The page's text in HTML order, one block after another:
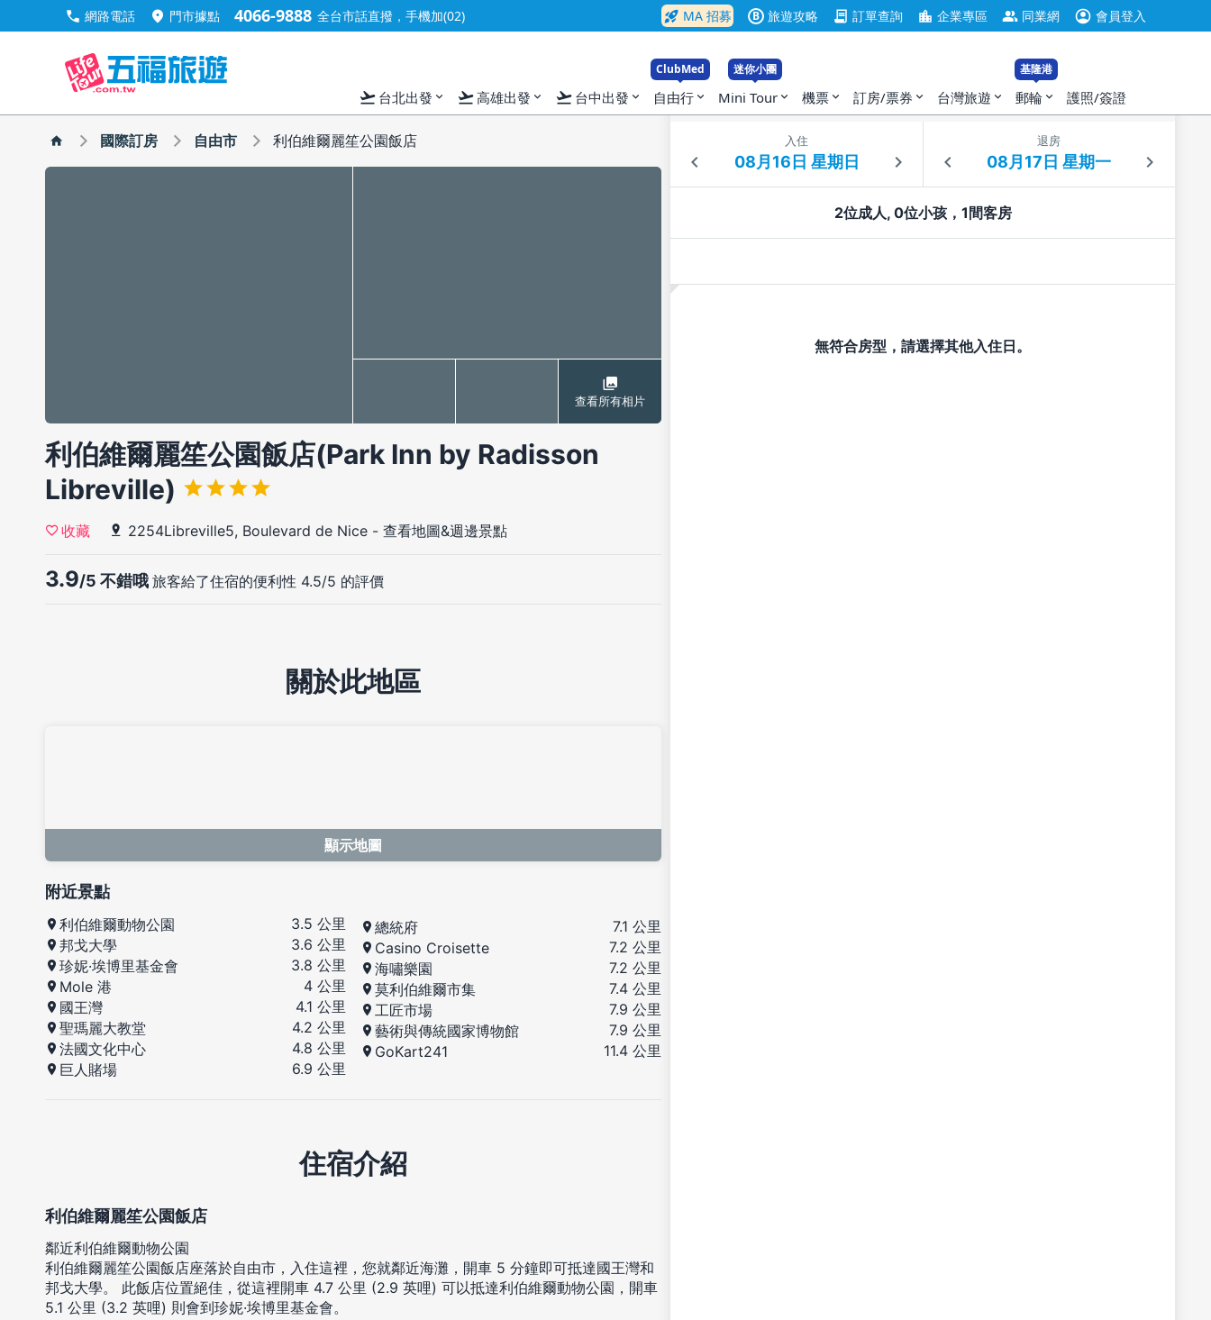
call 網路電話 location_on 門市據點 4066-9888 全台市話直撥，手機加(02) rocket_launch MA 招募 B 旅遊攻略 contract 訂單查詢 location_city 企業專區 group 同業網 account_circle 會員登入
flight_takeoff 台北出發 expand_more flight_takeoff高雄出發 expand_more flight_takeoff 台中出發 expand_more
ClubMed
自由行 expand_more
迷你小團
Mini Tour expand_more 機票 expand_more 訂房/票券 expand_more 台灣旅遊 expand_more
基隆港
郵輪 expand_more 護照/簽證
國際訂房 自由市 利伯維爾麗笙公園飯店
查看所有相片
利伯維爾麗笙公園飯店(Park Inn by Radisson
Libreville)
收藏 2254Libreville5, Boulevard de Nice - 查看地圖&週邊景點
3.9/5 不錯哦 旅客給了住宿的便利性 4.5/5 的評價
入住 退房
2位成人, 0位小孩，1間客房
無符合房型，請選擇其他入住日。
關於此地區
顯示地圖
附近景點
利伯維爾動物公園
3.5 公里
邦戈大學
3.6 公里
珍妮·埃博里基金會
3.8 公里
Mole 港
4 公里
國王灣
4.1 公里
聖瑪麗大教堂
4.2 公里
法國文化中心
4.8 公里
巨人賭場
6.9 公里
總統府
7.1 公里
Casino Croisette
7.2 公里
海嘯樂園
7.2 公里
莫利伯維爾市集
7.4 公里
工匠市場
7.9 公里
藝術與傳統國家博物館
7.9 公里
GoKart241
11.4 公里
住宿介紹
利伯維爾麗笙公園飯店
鄰近利伯維爾動物公園
利伯維爾麗笙公園飯店座落於自由市，入住這裡，您就鄰近海灘，開車 5 分鐘即可抵達國王灣和
邦戈大學。 此飯店位置絕佳，從這裡開車 4.7 公里 (2.9 英哩) 可以抵達利伯維爾動物公園，開車
5.1 公里 (3.2 英哩) 則會到珍妮·埃博里基金會。